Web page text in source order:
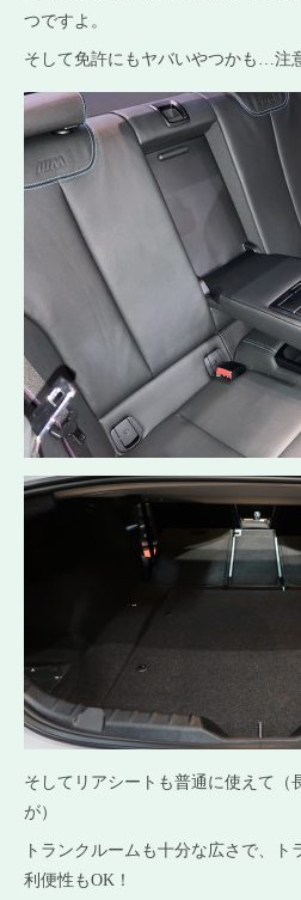
つですよ。
そして免許にもヤバいやつかも…注
そしてリアシートも普通に使えて
が）
トランクルームも十分な広さで、
利便性もOK！